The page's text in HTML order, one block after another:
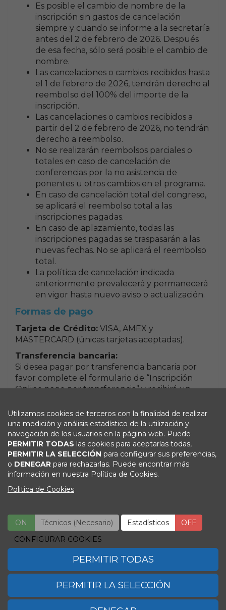
Es posible el cambio de nombre de la
inscripción sin gastos de cancelación
siempre y cuando se informe a la secretaría
antes del 2 de febrero de 2026. Después
de esa fecha, sólo será posible el cambio de
nombre.
Las cancelaciones o cambios recibidos hasta
el 1 de febrero de 2026, tendrán derecho al
reembolso del 100% del importe de la
inscripción.
Las cancelaciones o cambios recibidos a
partir del 2 de febrero de 2026, no tendrán
derecho a reembolso.
No se realizarán reembolsos parciales o
totales en caso de cancelación de
conferencias por la no asistencia de
ponentes u otros cambios en el programa.
En caso de cancelación total del congreso,
se aplicará el reembolso total a las
inscripciones pagadas.
En caso de aplazamiento, todas las
inscripciones pagadas se traspasarán a las
nuevas fechas. No se aplicará el reembolso
total.
La política de cancelación indicada
anteriormente prevalecerá y permanecerá
en vigor hasta nuevo aviso o actualización.
Formas de pago
Tarjeta de Crédito: VISA, AMEX y
MASTERCARD (únicas tarjetas aceptadas).
Transferencia bancaria:
Si desea pagar por transferencia bancaria por
favor complete el formulario de “Inscripción
Online pago por transferencia” y recibirá un
transferencia, mande el justificante al email
secretaria-congreso@ses.org.es. Debe indicar en
concepto de la transferencia: Inscripción SES
2026 seguido de su nombre. Los gastos
bancarios son responsabilidad del participante y
deben ser transferidos adicionalmente al total
de las tarifas.
Viajes El Corte Inglés
Secretaria Técnica
Congresos Científico Médicos
Telf: 91 330 07 26
Utilizamos cookies de terceros con la finalidad de realizar
una medición y análisis estadístico de la utilización y
navegación de los usuarios en la página web. Puede
PERMITIR TODAS las cookies para aceptarlas todas,
PERMITIR LA SELECCIÓN para configurar sus preferencias,
o DENEGAR para rechazarlas. Puede encontrar más
información en nuestra Política de Cookies.
Politica de Cookies
ON Técnicos (Necesario) OFF
ON Estadísticos
OFF
CONFIGURAR COOKIES
PERMITIR TODAS
PERMITIR LA SELECCIÓN